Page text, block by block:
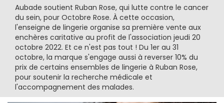
Aubade soutient Ruban Rose, qui lutte contre le cancer
du sein, pour Octobre Rose. À cette occasion,
l'enseigne de lingerie organise sa première vente aux
enchères caritative au profit de l'association jeudi 20
octobre 2022. Et ce n'est pas tout ! Du 1er au 31
octobre, la marque s'engage aussi à reverser 10% du
prix de certains ensembles de lingerie à Ruban Rose,
pour soutenir la recherche médicale et
l'accompagnement des malades.